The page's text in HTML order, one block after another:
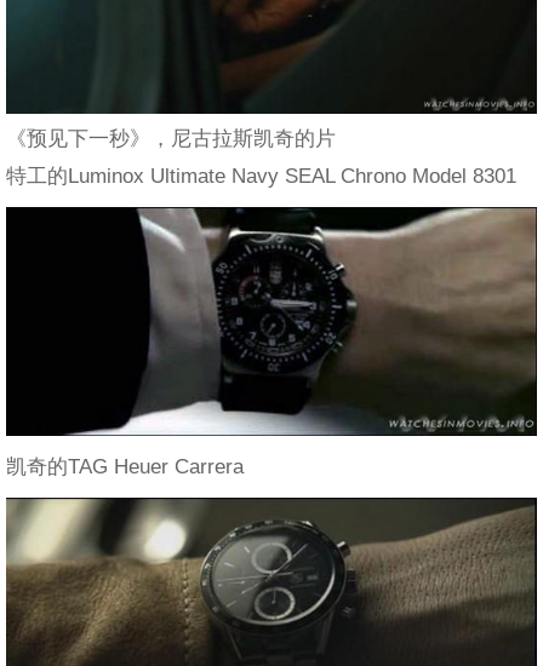
《预见下一秒》，尼古拉斯凯奇的片
特工的Luminox Ultimate Navy SEAL Chrono Model 8301
凯奇的TAG Heuer Carrera